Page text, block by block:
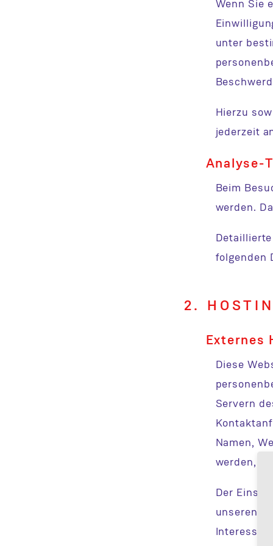
Wenn Sie
unter
Hierzu
jederzeit
Analyse-
Beim
werden.
folgenden
2.
Externes
Diese
Servern
Namen,
werden,
Der
unseren
Interesse